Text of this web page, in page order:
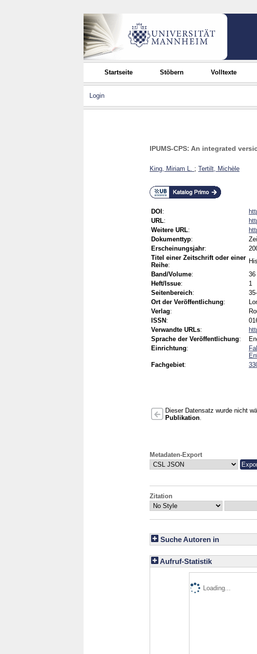
Startseite Stöbern Volltexte
Login
IPUMS-CPS: An integrated
King, Miriam L. ; Tertilt, Michèle
DOI :
URL:
Weitere URL:
Dokumenttyp:
Erscheinungsjahr:
Titel einer Zeitschrift oder einer
Reihe:
Band/Volume:
36
Heft/Issue:
1
Seitenbereich:
Ort der Veröffentlichung:
Verlag:
ISSN :
Verwandte URLs:
Sprache der Veröffentlichung:
Einrichtung:
Fachgebiet:
Dieser Datensatz wurde nicht
Publikation
Metadaten-Export
Zitation
Suche Autoren in
Aufruf-Statistik
Loading...